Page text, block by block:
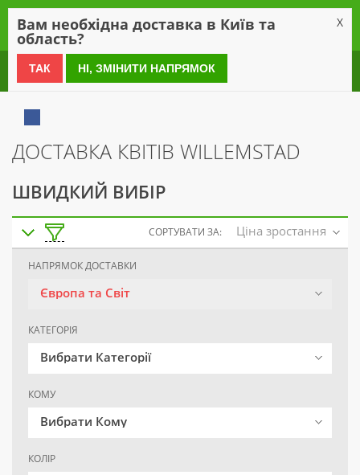
0 800 21 54 55
ДОСТАВКА КВІТІВ WILLEMSTAD
ШВИДКИЙ ВИБІР
СОРТУВАТИ ЗА: Ціна зростання
НАПРЯМОК ДОСТАВКИ
Європа та Світ
КАТЕГОРІЯ
Вибрати Категорії
КОМУ
Вибрати Кому
КОЛІР
Вам необхідна доставка в Київ та
область?
X
ТАК НІ, ЗМІНИТИ НАПРЯМОК